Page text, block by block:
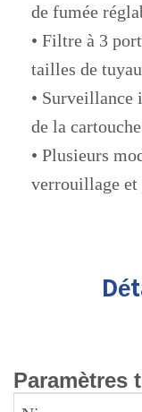
de fumée
• Filtre à 3
tailles de
• Surveillance
de la
• Plusieurs
verrouillage et
Paramètres